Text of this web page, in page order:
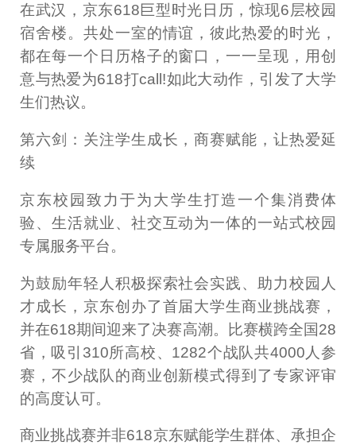
在武汉，京东618巨型时光日历，惊现6层校园
宿舍楼。共处一室的情谊，彼此热爱的时光，
都在每一个日历格子的窗口，一一呈现，用创
意与热爱为618打call!如此大动作，引发了大学
生们热议。
第六剑：关注学生成长，商赛赋能，让热爱延
续
京东校园致力于为大学生打造一个集消费体
验、生活就业、社交互动为一体的一站式校园
专属服务平台。
为鼓励年轻人积极探索社会实践、助力校园人
才成长，京东创办了首届大学生商业挑战赛，
并在618期间迎来了决赛高潮。比赛横跨全国28
省，吸引310所高校、1282个战队共4000人参
赛，不少战队的商业创新模式得到了专家评审
的高度认可。
商业挑战赛并非618京东赋能学生群体、承担企